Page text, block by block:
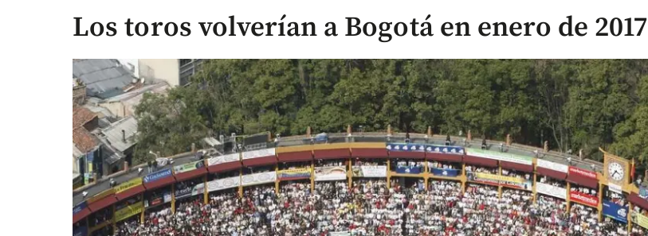
Los toros volverían a Bogotá en enero de 2017